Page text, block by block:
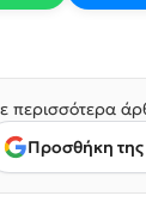
περισσότερα
Προσθήκη